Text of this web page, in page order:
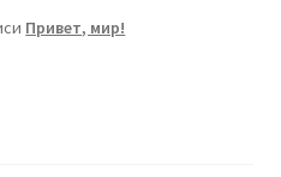
Привет, мир!